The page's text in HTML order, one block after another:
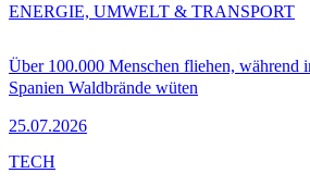
Über 100.000 Menschen fliehen, während
Spanien Waldbrände wüten
25.07.2026
ENERGIE, UMWELT & TRANSPORT
TECH